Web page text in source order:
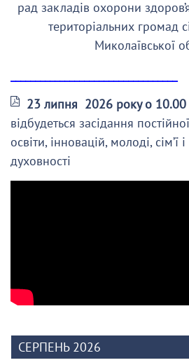
рад закладів охорони
територіальних громад
Миколаївської
23 липня 2026 року о 10.00
відбудеться засідання
освіти, інновацій, молоді, сім’ї
духовності
СЕРПЕНЬ 2026